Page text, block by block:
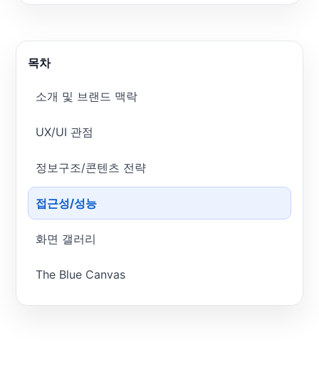
목차
소개 및 브랜드 맥락
UX/UI 관점
정보구조/콘텐츠 전략
접근성/성능
화면 갤러리
The Blue Canvas